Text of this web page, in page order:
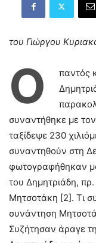
του Γιώργου
Ο
παντός
συναντήθηκε με
ταξίδεψε 230
συναντηθούν στη
φωτογραφήθηκαν
του Δημητριάδη,
Μητσοτάκη [2]. Τι
συνάντηση
Συζήτησαν άραγε